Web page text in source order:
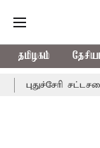
தமிழகம்